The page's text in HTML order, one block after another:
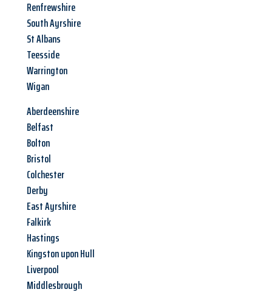
Renfrewshire
South Ayrshire
St Albans
Teesside
Warrington
Wigan
Aberdeenshire
Belfast
Bolton
Bristol
Colchester
Derby
East Ayrshire
Falkirk
Hastings
Kingston upon Hull
Liverpool
Middlesbrough